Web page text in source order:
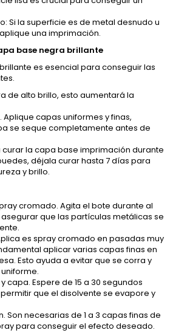
Si la superficie es de metal desnudo u
una imprimación.
base negra brillante
es esencial para conseguir las
de alto brillo, esto aumentará la
capas uniformes y finas,
se seque completamente antes de
curar la capa base imprimación durante
déjala curar hasta 7 días para
y brillo.
cromado. Agita el bote durante al
que las partículas metálicas se
es spray cromado en pasadas muy
aplicar varias capas finas en
Esto ayuda a evitar que se corra y
capa. Espere de 15 a 30 segundos
que el disolvente se evapore y
Son necesarias de 1 a 3 capas finas de
para conseguir el efecto deseado.